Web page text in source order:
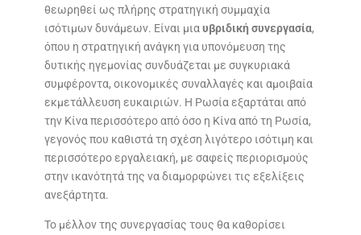
θεωρηθεί ως πλήρης στρατηγική συμμαχία
ισότιμων δυνάμεων. Είναι μια υβριδική συνεργασία,
όπου η στρατηγική ανάγκη για υπονόμευση της
δυτικής ηγεμονίας συνδυάζεται με συγκυριακά
συμφέροντα, οικονομικές συναλλαγές και αμοιβαία
εκμετάλλευση ευκαιριών. Η Ρωσία εξαρτάται από
την Κίνα περισσότερο από όσο η Κίνα από τη Ρωσία,
γεγονός που καθιστά τη σχέση λιγότερο ισότιμη και
περισσότερο εργαλειακή, με σαφείς περιορισμούς
στην ικανότητά της να διαμορφώνει τις εξελίξεις
ανεξάρτητα.
Το μέλλον της συνεργασίας τους θα καθορίσει